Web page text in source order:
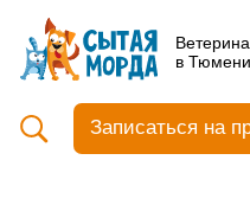
Ветеринарные клиники
в Тюмени
Кастрация собак
Вакцинация
Ультразвуковая чистка зубов
Общий анализ крови